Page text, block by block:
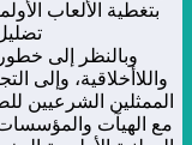
وبالنظر إلى
واللاأخلاقية، وإلى
الممثلين الشرعيين
مع الهيآت والمؤسسات